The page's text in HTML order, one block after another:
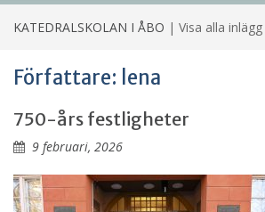
KATEDRALSKOLAN I ÅBO | Visa alla
Författare: lena
750-års festligheter
9 februari, 2026